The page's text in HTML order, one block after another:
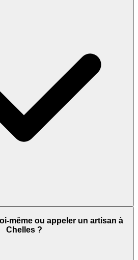
même ou appeler un artisan à
Chelles ?